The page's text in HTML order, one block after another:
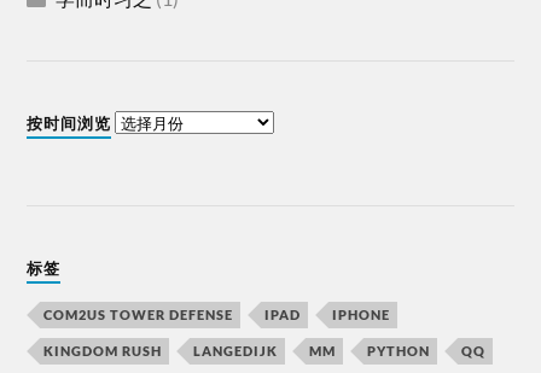
按时间浏览
标签
COM2US TOWER DEFENSE IPAD IPHONE
KINGDOM RUSH LANGEDIJK MM PYTHON QQ